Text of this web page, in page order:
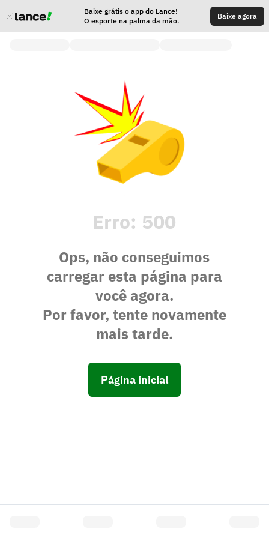
Baixe grátis o app do Lance!
O esporte na palma da mão.
Baixe agora
Erro: 500
Ops, não conseguimos
carregar esta página para
você agora.
Por favor, tente novamente
mais tarde.
Página inicial